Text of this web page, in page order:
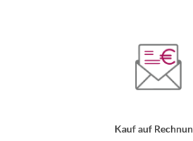
Kauf auf